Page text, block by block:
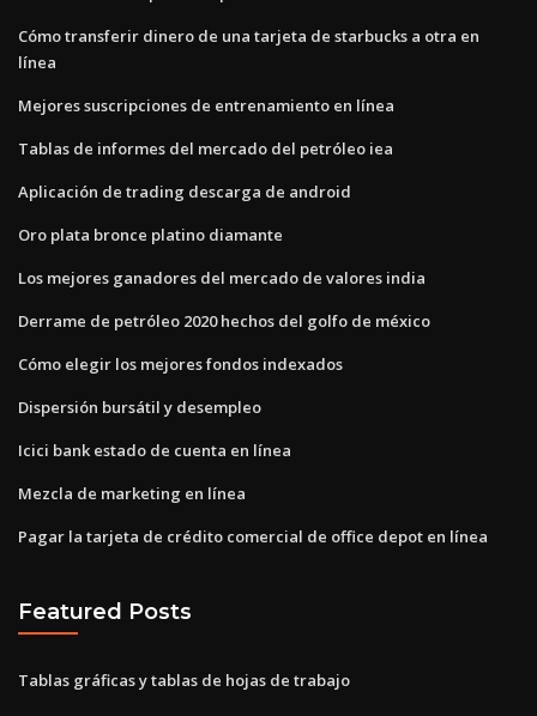
Cómo transferir dinero de una tarjeta de starbucks a otra en
línea
Mejores suscripciones de entrenamiento en línea
Tablas de informes del mercado del petróleo iea
Aplicación de trading descarga de android
Oro plata bronce platino diamante
Los mejores ganadores del mercado de valores india
Derrame de petróleo 2020 hechos del golfo de méxico
Cómo elegir los mejores fondos indexados
Dispersión bursátil y desempleo
Icici bank estado de cuenta en línea
Mezcla de marketing en línea
Pagar la tarjeta de crédito comercial de office depot en línea
Featured Posts
Tablas gráficas y tablas de hojas de trabajo